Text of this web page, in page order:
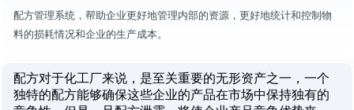
配方管理系统，帮助企业更好地管理内部的资源，更好地统计和控制物
料的损耗情况和企业的生产成本。
配方对于化工厂来说，是至关重要的无形资产之一，一个
独特的配方能够确保这些企业的产品在市场中保持独有的